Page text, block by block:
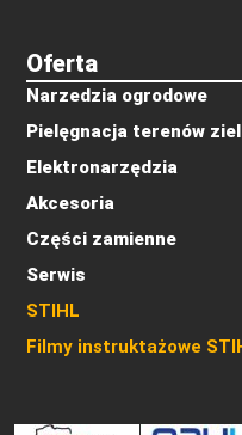
Oferta
Narzedzia ogrodowe
Pielęgnacja terenów
Elektronarzędzia
Akcesoria
Części zamienne
Serwis
STIHL
Filmy instruktażowe